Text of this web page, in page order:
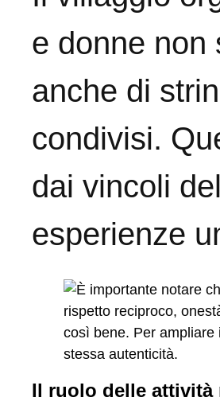
e donne non
anche di
condivisi.
dai vincoli
esperienze
Il ruolo delle attività